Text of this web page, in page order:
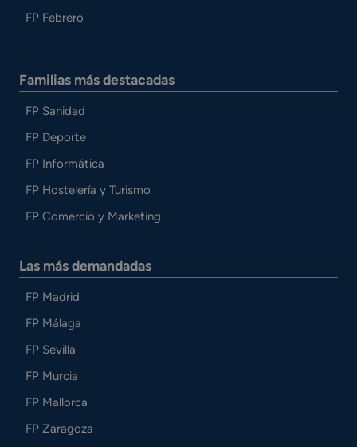
FP Febrero
Familias más destacadas
FP Sanidad
FP Deporte
FP Informática
FP Hostelería y Turismo
FP Comercio y Marketing
Las más demandadas
FP Madrid
FP Málaga
FP Sevilla
FP Murcia
FP Mallorca
FP Zaragoza